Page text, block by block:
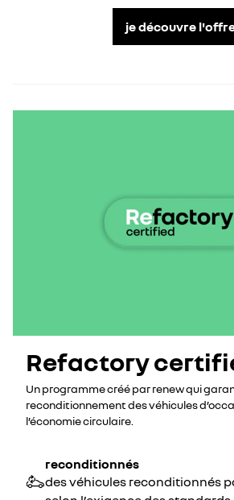
je découvre
Refactory
Un programme créé par renew qui
reconditionnement des véhicules
l’économie circulaire.
reconditionnés
des véhicules reconditionnés